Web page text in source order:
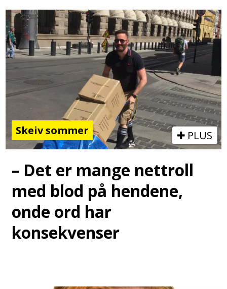
Skeiv sommer PLUS
– Det er mange nettroll
med blod på hendene,
onde ord har
konsekvenser